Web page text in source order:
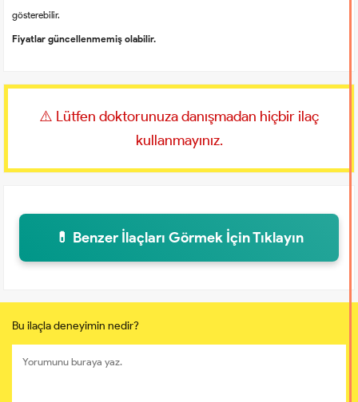
gösterebilir.
Fiyatlar güncellenmemiş olabilir.
⚠️ Lütfen doktorunuza danışmadan hiçbir ilaç
kullanmayınız.
💊 Benzer İlaçları Görmek İçin Tıklayın
Bu ilaçla deneyimin nedir?